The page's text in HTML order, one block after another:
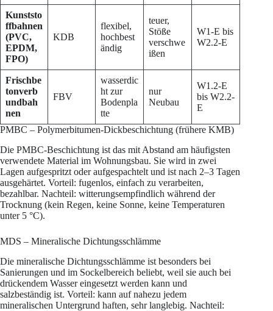
Kunststo
ffbahnen
(PVC,
EPDM,
FPO)
KDB
flexibel,
hochbest
ändig
teuer,
Stöße
verschwe
ißen
W1-E bis
W2.2-E
Frischbe
tonverb
undbah
nen
FBV
wasserdic
ht zur
Bodenpla
tte
nur
Neubau
W1.2-E
bis W2.2-
E
PMBC – Polymerbitumen-Dickbeschichtung (frühere KMB)
Die PMBC-Beschichtung ist das mit Abstand am häufigsten
verwendete Material im Wohnungsbau. Sie wird in zwei
Lagen aufgespritzt oder aufgespachtelt und ist nach 2–3 Tagen
ausgehärtet. Vorteil: fugenlos, einfach zu verarbeiten,
bezahlbar. Nachteil: witterungsempfindlich während der
Trocknung (kein Regen, keine Sonne, keine Temperaturen
unter 5 °C).
MDS – Mineralische Dichtungsschlämme
Die mineralische Dichtungsschlämme ist besonders bei
Sanierungen und im Sockelbereich beliebt, weil sie auch bei
drückendem Wasser eingesetzt werden kann und
salzbeständig ist. Vorteil: kann auf nahezu jedem
mineralischen Untergrund haften, sehr langlebig. Nachteil: